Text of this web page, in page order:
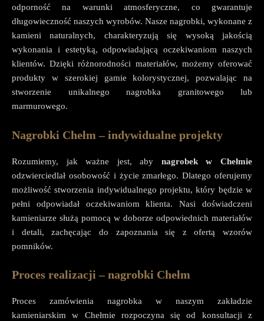
odporność na warunki atmosferyczne, co gwarantuje
długowieczność naszych wyrobów. Nasze nagrobki, wykonane z
kamieni naturalnych, charakteryzują się wysoką jakością
wykonania i estetyką, odpowiadającą oczekiwaniom naszych
klientów. Dzięki różnorodności materiałów, możemy oferować
produkty w szerokiej gamie kolorystycznej, pozwalając na
stworzenie unikalnego nagrobka granitowego lub
marmurowego.
Nagrobki Chełm – indywidualne projekty
Rozumiemy, jak ważne jest, aby nagrobek w Chełmie
odzwierciedlał osobowość i życie zmarłego. Dlatego oferujemy
możliwość stworzenia indywidualnego projektu, który będzie w
pełni odpowiadał oczekiwaniom klienta. Nasi doświadczeni
kamieniarze służą pomocą w doborze odpowiednich materiałów
i detali, zachęcając do zapoznania się z ofertą wzorów
pomników.
Proces realizacji – nagrobki Chełm
Proces zamówienia nagrobka w naszym zakładzie
kamieniarskim w Chełmie rozpoczyna się od konsultacji z